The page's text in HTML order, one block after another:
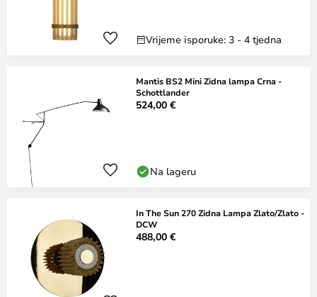
Vrijeme isporuke: 3 - 4 tjedna
Mantis BS2 Mini Zidna lampa Crna -
Schottlander
524,00 €
Na lageru
In The Sun 270 Zidna Lampa Zlato/Zlato -
DCW
488,00 €